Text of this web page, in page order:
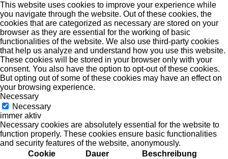
This website uses cookies to improve your experience while
you navigate through the website. Out of these cookies, the
cookies that are categorized as necessary are stored on your
browser as they are essential for the working of basic
functionalities of the website. We also use third-party cookies
that help us analyze and understand how you use this website.
These cookies will be stored in your browser only with your
consent. You also have the option to opt-out of these cookies.
But opting out of some of these cookies may have an effect on
your browsing experience.
Necessary
Necessary
immer aktiv
Necessary cookies are absolutely essential for the website to
function properly. These cookies ensure basic functionalities
and security features of the website, anonymously.
Cookie
Dauer Beschreibung